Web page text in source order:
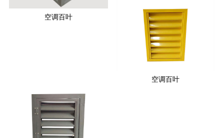
空调百叶
空调百叶